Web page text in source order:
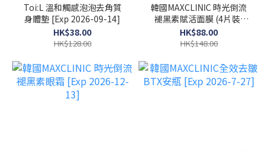
Toi:L 溫和觸感泡泡去角質
身體墊 [Exp 2026-09-14]
HK$38.00
HK$128.00
韓國MAXCLINIC 時光倒流
褪黑素賦活面膜 (4片裝)
[Exp 2027-02-02]
HK$88.00
HK$148.00